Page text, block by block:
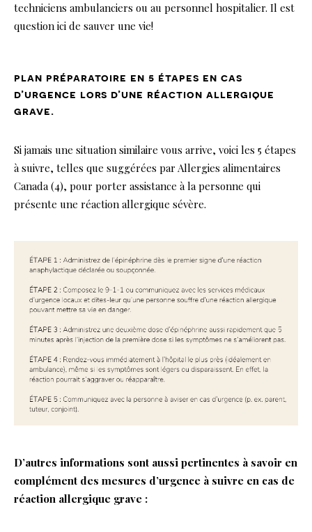
techniciens ambulanciers ou au personnel hospitalier. Il est
question ici de sauver une vie!
plan préparatoire en 5 étapes en cas
d’urgence lors d’une réaction allergique
grave.
Si jamais une situation similaire vous arrive, voici les 5 étapes
à suivre, telles que suggérées par Allergies alimentaires
Canada (4), pour porter assistance à la personne qui
présente une réaction allergique sévère.
D’autres informations sont aussi pertinentes à savoir en
complément des mesures d’urgence à suivre en cas de
réaction allergique grave :